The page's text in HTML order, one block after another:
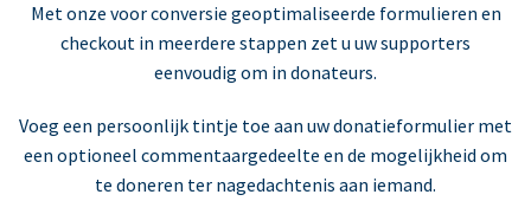
Met onze voor conversie geoptimaliseerde formulieren en
checkout in meerdere stappen zet u uw supporters
eenvoudig om in donateurs.
Voeg een persoonlijk tintje toe aan uw donatieformulier met
een optioneel commentaargedeelte en de mogelijkheid om
te doneren ter nagedachtenis aan iemand.